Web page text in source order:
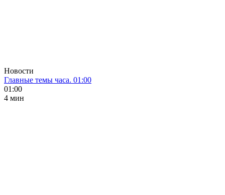
Новости
Главные темы часа. 01:00
01:00
4 мин